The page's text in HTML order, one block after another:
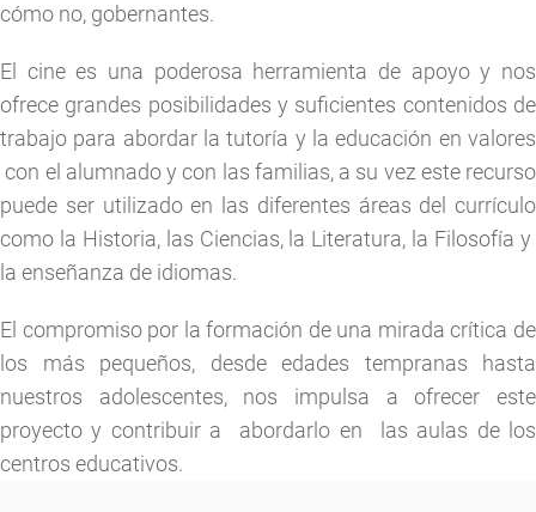
cómo no, gobernantes.
El cine es una poderosa herramienta de apoyo y nos
ofrece grandes posibilidades y suficientes contenidos de
trabajo para abordar la tutoría y la educación en valores
con el alumnado y con las familias, a su vez este recurso
puede ser utilizado en las diferentes áreas del currículo
como la Historia, las Ciencias, la Literatura, la Filosofía y
la enseñanza de idiomas.
El compromiso por la formación de una mirada crítica de
los más pequeños, desde edades tempranas hasta
nuestros adolescentes, nos impulsa a ofrecer este
proyecto y contribuir a abordarlo en las aulas de los
centros educativos.